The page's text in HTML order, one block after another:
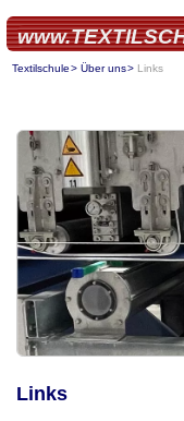
Textilschule Über uns Links
Links